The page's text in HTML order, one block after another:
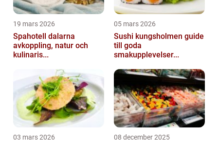
19 mars 2026
Spahotell dalarna
avkoppling, natur och
kulinaris...
05 mars 2026
Sushi kungsholmen guide
till goda
smakupplevelser...
03 mars 2026 08 december 2025